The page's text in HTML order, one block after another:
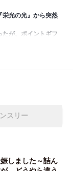
栄光の光』から突然
が、ポイントギフ
値が驚くほどの上
スリー
しました～詰ん